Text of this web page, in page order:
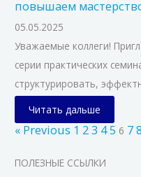
повышаем
05.05.2025
Уважаемые коллеги!
серии практических
структурировать,
Читать дальше
« Previous 1 23 45 6 78
ПОЛЕЗНЫЕ ССЫЛКИ